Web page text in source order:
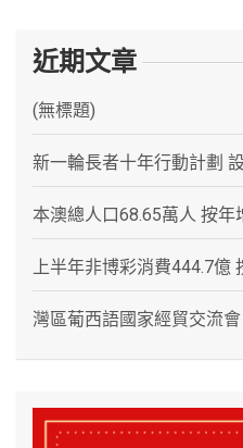
近期文章
(無標題)
新一輪長者十年行動計劃
本澳總人口68.65萬人 按年
上半年非博彩消費444.7億
灣區葡西語國家經貿交流